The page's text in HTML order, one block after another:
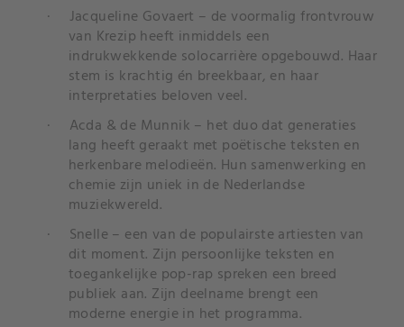
·
Jacqueline Govaert – de voormalig frontvrouw
van Krezip heeft inmiddels een
indrukwekkende solocarrière opgebouwd. Haar
stem is krachtig én breekbaar, en haar
interpretaties beloven veel.
·
Acda & de Munnik – het duo dat generaties
lang heeft geraakt met poëtische teksten en
herkenbare melodieën. Hun samenwerking en
chemie zijn uniek in de Nederlandse
muziekwereld.
·
Snelle – een van de populairste artiesten van
dit moment. Zijn persoonlijke teksten en
toegankelijke pop-rap spreken een breed
publiek aan. Zijn deelname brengt een
moderne energie in het programma.